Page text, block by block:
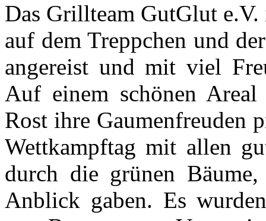
Das Grillteam GutGlut
auf dem Treppchen und
angereist und mit viel
Auf einem schönen Areal
Rost ihre Gaumenfreuden
Wettkampftag mit allen
durch die grünen
Anblick gaben. Es